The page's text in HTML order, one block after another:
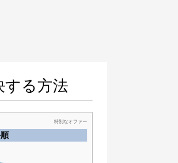
する方法
特別なオファー